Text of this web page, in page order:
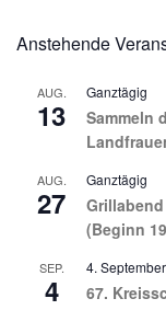
Anstehende
AUG.
13
Ganztägig
Sammeln
AUG.
27
Ganztägig
(Beginn
SEP.
4
4.
67.